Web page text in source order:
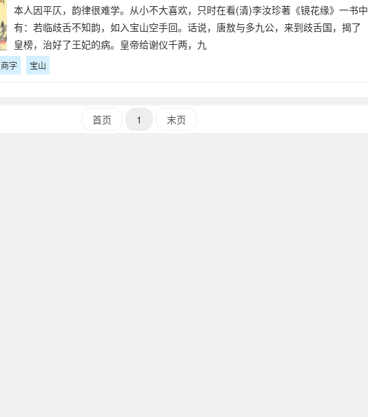
本人因平仄，韵律很难学。从小不大喜欢，只时在看(清)李汝珍著《镜花缘》一书中
有：若临歧舌不知韵，如入宝山空手回。话说，唐敖与多九公，来到歧舌国，揭了
皇榜，治好了王妃的病。皇帝给谢仪千两，九
商字 宝山
首页 1 末页